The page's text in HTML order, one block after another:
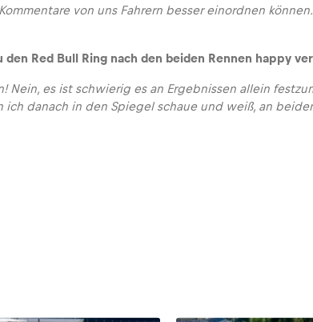
von uns Fahrern besser einordnen
den Red Bull Ring nach den beiden Rennen happy
Nein, es ist schwierig es an Ergebnissen allein
ich danach in den Spiegel schaue und weiß, an